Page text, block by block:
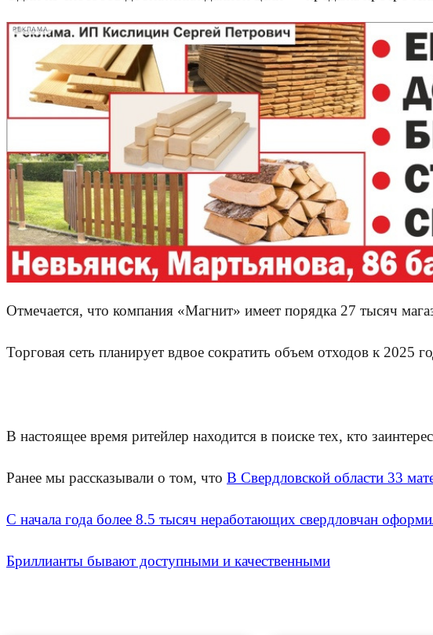
РЕКЛАМА
Отмечается, что компания «Магнит» имеет порядка 27 тысяч
Торговая сеть планирует вдвое сократить объем отходов к 2025
В настоящее время ритейлер находится в поиске тех, кто
Ранее мы рассказывали о том, что В Свердловской области 33
С начала года более 8.5 тысяч неработающих свердловчан
Бриллианты бывают доступными и качественными